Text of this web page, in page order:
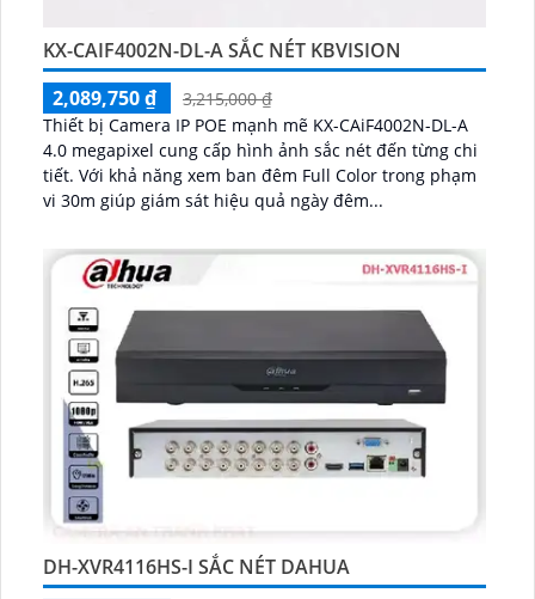
KX-CAIF4002N-DL-A SẮC NÉT KBVISION
2,089,750 ₫
3,215,000 ₫
Thiết bị Camera IP POE mạnh mẽ KX-CAiF4002N-DL-A
4.0 megapixel cung cấp hình ảnh sắc nét đến từng chi
tiết. Với khả năng xem ban đêm Full Color trong phạm
vi 30m giúp giám sát hiệu quả ngày đêm...
DH-XVR4116HS-I SẮC NÉT DAHUA